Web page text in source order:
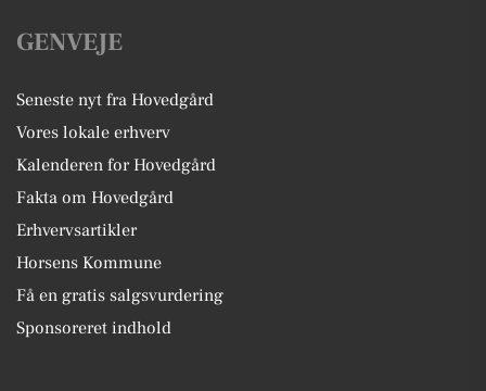
GENVEJE
Seneste nyt fra Hovedgård
Vores lokale erhverv
Kalenderen for Hovedgård
Fakta om Hovedgård
Erhvervsartikler
Horsens Kommune
Få en gratis salgsvurdering
Sponsoreret indhold